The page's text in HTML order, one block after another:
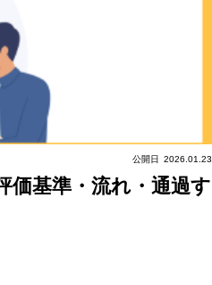
公開日 2026.01.23
価基準・流れ・通過す